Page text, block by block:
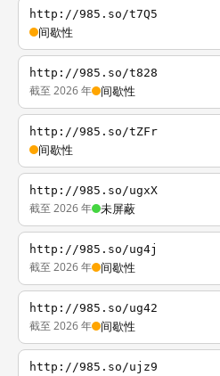
http://985.so/t7Q5
间歇性
http://985.so/t828
截至 2026 年 间歇性
http://985.so/tZFr
间歇性
http://985.so/ugxX
截至 2026 年 未屏蔽
http://985.so/ug4j
截至 2026 年 间歇性
http://985.so/ug42
截至 2026 年 间歇性
http://985.so/ujz9